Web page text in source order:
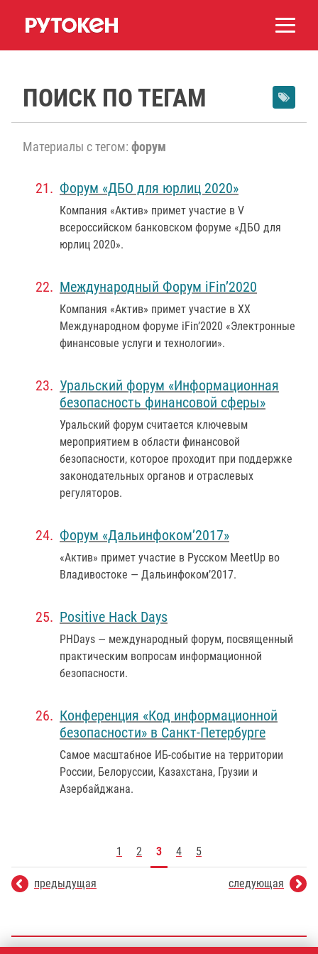
ПОИСК ПО ТЕГАМ
Материалы с тегом: форум
Форум «ДБО для юрлиц 2020»
Компания «Актив» примет участие в V
всероссийском банковском форуме «ДБО для
юрлиц 2020».
Международный Форум iFin’2020
Компания «Актив» примет участие в XX
Международном форуме iFin’2020 «Электронные
финансовые услуги и технологии».
Уральский форум «Информационная
безопасность финансовой сферы»
Уральский форум считается ключевым
мероприятием в области финансовой
безопасности, которое проходит при поддержке
законодательных органов и отраслевых
регуляторов.
Форум «Дальинфоком’2017»
«Актив» примет участие в Русском MeetUp во
Владивостоке — Дальинфоком’2017.
Positive Hack Days
РHDays — международный форум, посвященный
практическим вопросам информационной
безопасности.
Конференция «Код информационной
безопасности» в Санкт-Петербурге
Самое масштабное ИБ-событие на территории
России, Белоруссии, Казахстана, Грузии и
Азербайджана.
предыдущая
1 2 3 4 5
следующая